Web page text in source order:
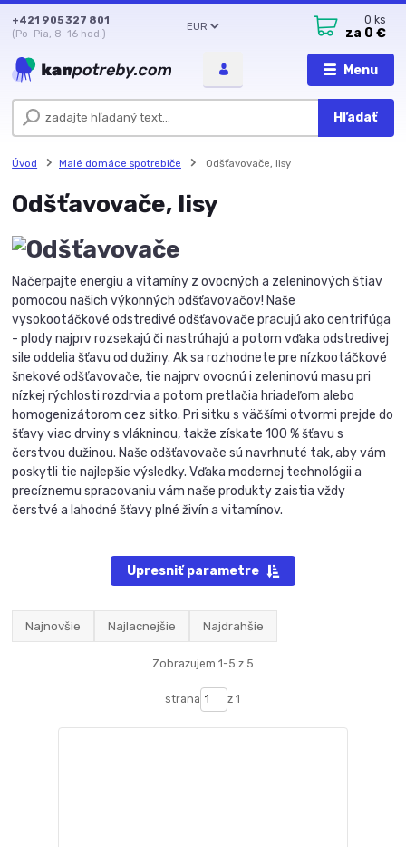
Menu
EUR
Hľadať
+421 905 327 801
(Po-Pia, 8-16 hod.)
0 ks
za 0 €
Úvod Malé domáce spotrebiče Odšťavovače, lisy
Odšťavovače, lisy
Načerpajte energiu a vitamíny z ovocných a zeleninových štiav
pomocou našich výkonných odšťavovačov! Naše
vysokootáčkové odstredivé odšťavovače pracujú ako centrifúga
- plody najprv rozsekajú či nastrúhajú a potom vďaka odstredivej
sile oddelia šťavu od dužiny. Ak sa rozhodnete pre nízkootáčkové
šnekové odšťavovače, tie najprv ovocnú i zeleninovú masu pri
nízkej rýchlosti rozdrvia a potom pretlačia hriadeľom alebo
homogenizátorom cez sitko. Pri sitku s väčšími otvormi prejde do
šťavy viac drviny s vlákninou, takže získate 100 % šťavu s
čerstvou dužinou. Naše odšťavovače sú navrhnuté tak, aby vám
poskytli tie najlepšie výsledky. Vďaka modernej technológii a
precíznemu spracovaniu vám naše produkty zaistia vždy
čerstvé a lahodné šťavy plné živín a vitamínov.
Upresniť parametre
Najnovšie Najlacnejšie Najdrahšie
Zobrazujem 1-5 z 5
strana z 1